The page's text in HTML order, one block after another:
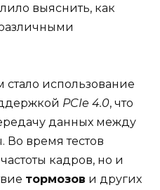
выяснить, как
использование
PCIe 4.0, что
данных между
Во время тестов
кадров, но и
тормозов и других